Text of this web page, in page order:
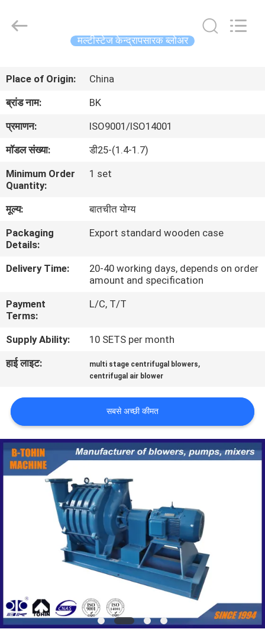
उत्पादों
वीडियो
हमारे
में
गुणवत्ता
नियंत्रण
करें
एक
उद्धरण
की
COMPANY
साइटमैप
(Jiangsu)
मल्टीस्टेज केन्द्रापसारक ब्लोअर
Place of Origin:
China
ब्रांड नाम:
BK
प्रमाणन:
ISO9001/ISO14001
मॉडल संख्या:
डी25-(1.4-1.7)
Minimum Order
Quantity:
1 set
मूल्य:
बातचीत योग्य
Packaging
Details:
Export standard wooden case
Delivery Time:
20-40 working days, depends on order
amount and specification
Payment
Terms:
L/C, T/T
Supply Ability:
10 SETS per month
हाई लाइट:
multi stage centrifugal blowers,
centrifugal air blower
सबसे अच्छी कीमत